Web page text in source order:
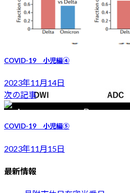
COVID-19 小児編④
2023年11月14日
次の記事
COVID-19 小児編⑤
2023年11月15日
最新情報